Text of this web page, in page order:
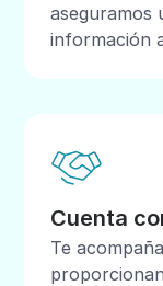
aseguramos
información
Cuenta
Te